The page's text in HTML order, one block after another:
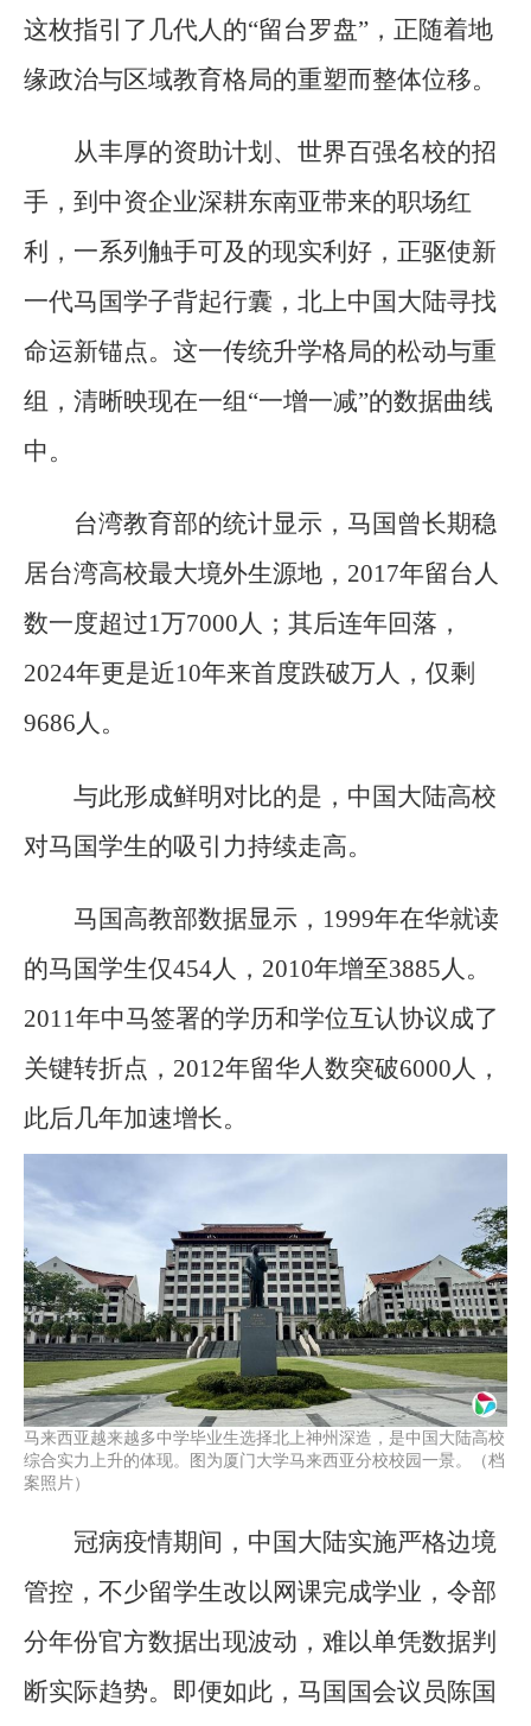
这枚指引了几代人的“留台罗盘”，正随着地
缘政治与区域教育格局的重塑而整体位移。
从丰厚的资助计划、世界百强名校的招
手，到中资企业深耕东南亚带来的职场红
利，一系列触手可及的现实利好，正驱使新
一代马国学子背起行囊，北上中国大陆寻找
命运新锚点。这一传统升学格局的松动与重
组，清晰映现在一组“一增一减”的数据曲线
中。
台湾教育部的统计显示，马国曾长期稳
居台湾高校最大境外生源地，2017年留台人
数一度超过1万7000人；其后连年回落，
2024年更是近10年来首度跌破万人，仅剩
9686人。
与此形成鲜明对比的是，中国大陆高校
对马国学生的吸引力持续走高。
马国高教部数据显示，1999年在华就读
的马国学生仅454人，2010年增至3885人。
2011年中马签署的学历和学位互认协议成了
关键转折点，2012年留华人数突破6000人，
此后几年加速增长。
马来西亚越来越多中学毕业生选择北上神州深造，是中国大陆高校
综合实力上升的体现。图为厦门大学马来西亚分校校园一景。（档
案照片）
冠病疫情期间，中国大陆实施严格边境
管控，不少留学生改以网课完成学业，令部
分年份官方数据出现波动，难以单凭数据判
断实际趋势。即便如此，马国国会议员陈国